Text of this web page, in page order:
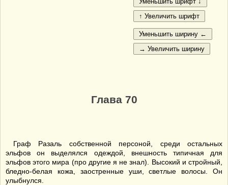
Глава 70
Граф Разаль собственной персоной, среди остальных
эльфов он выделялся одеждой, внешность типичная для
эльфов этого мира (про другие я не знал). Высокий и стройный,
бледно-белая кожа, заостренные уши, светлые волосы. Он
улыбнулся.